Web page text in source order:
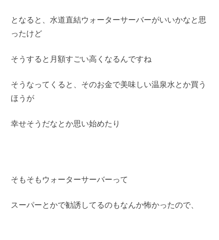
となると、水道直結ウォーターサーバーがいいかなと思
ったけど
そうすると月額すごい高くなるんですね
そうなってくると、そのお金で美味しい温泉水とか買う
ほうが
幸せそうだなとか思い始めたり
そもそもウォーターサーバーって
スーパーとかで勧誘してるのもなんか怖かったので、